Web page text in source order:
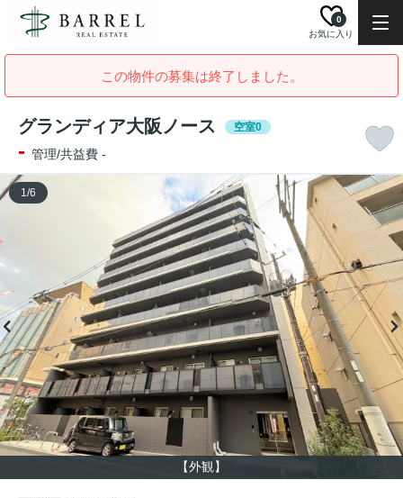
お気に入り
0
この物件の募集は終了しました。
グランディア大阪ノース 空室0
- 管理/共益費 -
【外観】
1/6